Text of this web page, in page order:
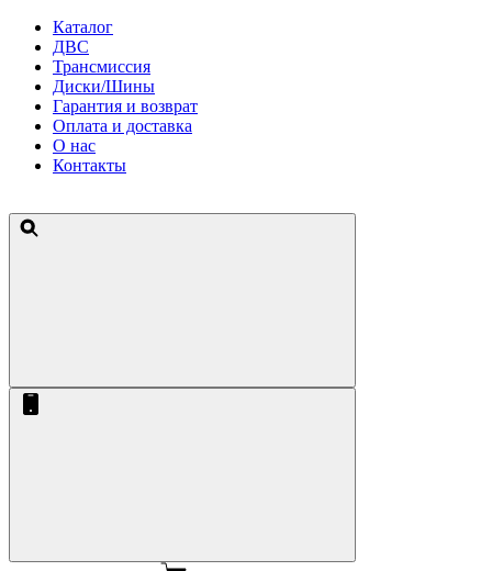
Каталог
ДВС
Трансмиссия
Диски/Шины
Гарантия и возврат
Оплата и доставка
О нас
Контакты